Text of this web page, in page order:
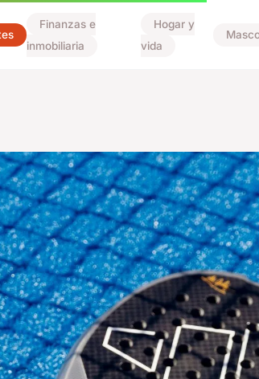
Finanzas e
inmobiliaria
Hogar y
vida